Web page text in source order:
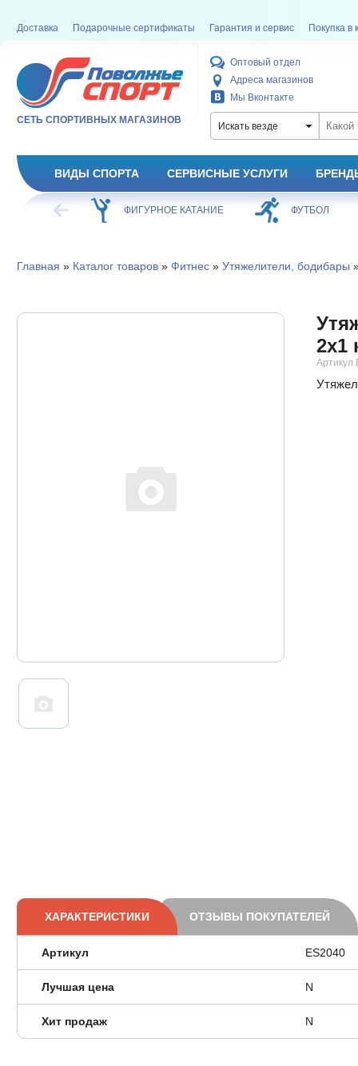
Доставка Подарочные сертификаты Гарантия и сервис Покупка в
СЕТЬ СПОРТИВНЫХ МАГАЗИНОВ
Оптовый отдел
Адреса магазинов
Мы Вконтакте
Искать везде
ВИДЫ СПОРТА СЕРВИСНЫЕ УСЛУГИ
КАТАНИЕ ФУТБОЛ БАСКЕТБОЛ
Главная » Каталог товаров» Фитнес» Утяжелители, бодибары
2х1
Артикул
ХАРАКТЕРИСТИКИ ОТЗЫВЫ ПОКУПАТЕЛЕЙ
Артикул ES2040
Лучшая цена N
Хит продаж N